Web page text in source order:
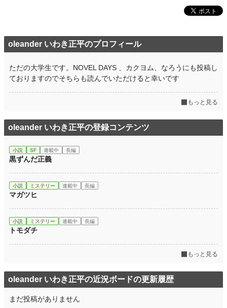
oleander いわき正平のプロフィール
ただの大学生です。NOVEL DAYS 、カクヨム、なろうにも投稿し
ておりますのでそちらも読んでいただけると幸いです
もっと見る
oleander いわき正平の登録コンテンツ
小説 SF 連載中 長編
黒ずんだ正義
小説 ミステリー 連載中 長編
マガツヒ
小説 ミステリー 連載中 長編
トモダチ
もっと見る
oleander いわき正平の近況ボードの更新履歴
まだ投稿がありません